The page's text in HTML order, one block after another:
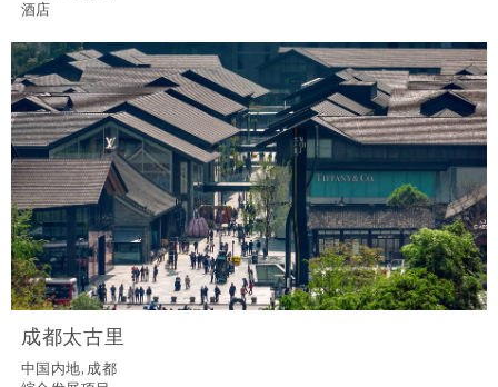
酒店
成都太古里
中国内地, 成都